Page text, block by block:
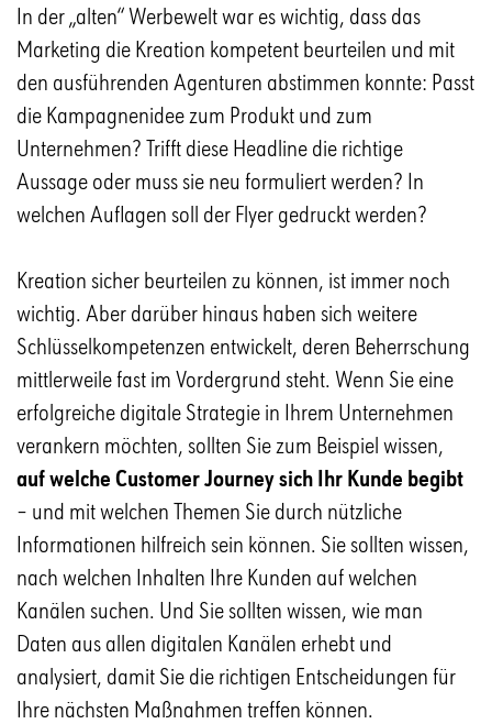
In der „alten“ Werbewelt war es wichtig, dass das
Marketing die Kreation kompetent beurteilen und mit
den ausführenden Agenturen abstimmen konnte: Passt
die Kampagnenidee zum Produkt und zum
Unternehmen? Trifft diese Headline die richtige
Aussage oder muss sie neu formuliert werden? In
welchen Auflagen soll der Flyer gedruckt werden?
Kreation sicher beurteilen zu können, ist immer noch
wichtig. Aber darüber hinaus haben sich weitere
Schlüsselkompetenzen entwickelt, deren Beherrschung
mittlerweile fast im Vordergrund steht. Wenn Sie eine
erfolgreiche digitale Strategie in Ihrem Unternehmen
verankern möchten, sollten Sie zum Beispiel wissen,
auf welche Customer Journey sich Ihr Kunde begibt
– und mit welchen Themen Sie durch nützliche
Informationen hilfreich sein können. Sie sollten wissen,
nach welchen Inhalten Ihre Kunden auf welchen
Kanälen suchen. Und Sie sollten wissen, wie man
Daten aus allen digitalen Kanälen erhebt und
analysiert, damit Sie die richtigen Entscheidungen für
Ihre nächsten Maßnahmen treffen können.